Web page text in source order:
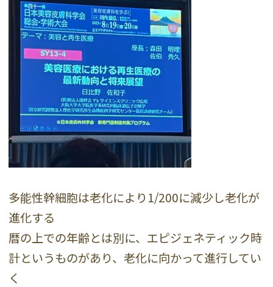
多能性幹細胞は老化により1/200に減少し老化が
進化する
暦の上での年齢とは別に、エピジェネティック時
計というものがあり、老化に向かって進行してい
く